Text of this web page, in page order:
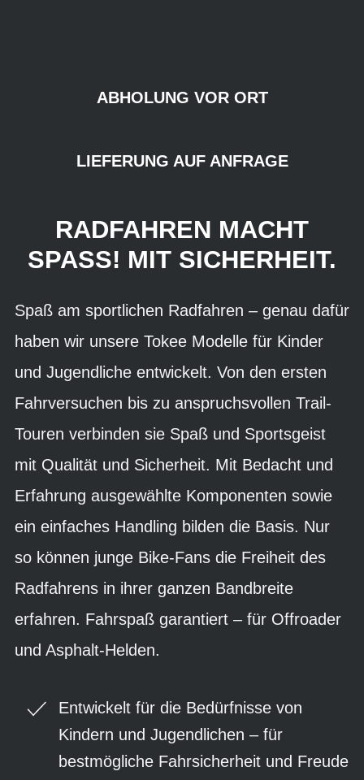
ABHOLUNG VOR ORT
LIEFERUNG AUF ANFRAGE
RADFAHREN MACHT
SPASS! MIT SICHERHEIT.
Spaß am sportlichen Radfahren – genau dafür
haben wir unsere Tokee Modelle für Kinder
und Jugendliche entwickelt. Von den ersten
Fahrversuchen bis zu anspruchsvollen Trail-
Touren verbinden sie Spaß und Sportsgeist
mit Qualität und Sicherheit. Mit Bedacht und
Erfahrung ausgewählte Komponenten sowie
ein einfaches Handling bilden die Basis. Nur
so können junge Bike-Fans die Freiheit des
Radfahrens in ihrer ganzen Bandbreite
erfahren. Fahrspaß garantiert – für Offroader
und Asphalt-Helden.
Entwickelt für die Bedürfnisse von
Kindern und Jugendlichen – für
bestmögliche Fahrsicherheit und Freude